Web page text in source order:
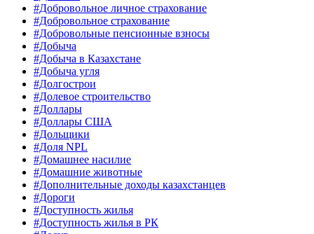
#Добровольное личное страхование
#Добровольное страхование
#Добровольные пенсионные взносы
#Добыча
#Добыча в Казахстане
#Добыча угля
#Долгострои
#Долевое строительство
#Доллары
#Доллары США
#Дольщики
#Доля NPL
#Домашнее насилие
#Домашние животные
#Дополнительные доходы казахстанцев
#Дороги
#Доступность жилья
#Доступность жилья в РК